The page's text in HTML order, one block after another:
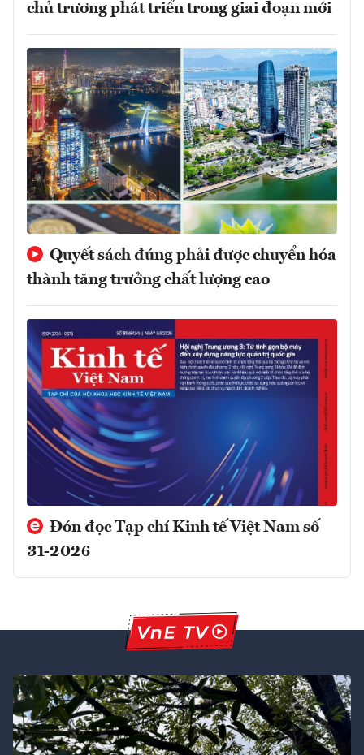
chủ trương phát triển trong giai đoạn mới
Quyết sách đúng phải được chuyển hóa
thành tăng trưởng chất lượng cao
Đón đọc Tạp chí Kinh tế Việt Nam số
31-2026